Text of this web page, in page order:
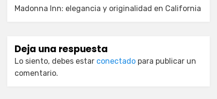
Madonna Inn: elegancia y originalidad en California
Deja una respuesta
Lo siento, debes estar conectado para publicar un
comentario.